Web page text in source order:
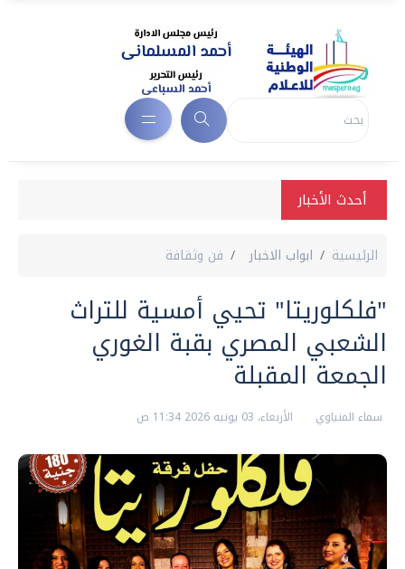
أحدث الأخبار
الرئيسية ابواب الاخبار فن وثقافة
"فلكلوريتا" تحيي أمسية للتراث
الشعبي المصري بقبة الغوري
الجمعة المقبلة
سماء المنياوي الأربعاء، 03 يونيه 2026 11:34 ص